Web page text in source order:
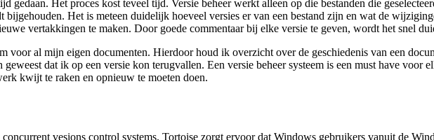
gedaan. Het proces kost teveel tijd. Versie beheer werkt alleen op die bestanden die
bijgehouden. Het is meteen duidelijk hoeveel versies er van een bestand zijn en wat de
vertakkingen te maken. Door goede commentaar bij elke versie te geven, wordt het snel
voor al mijn eigen documenten. Hierdoor houd ik overzicht over de geschiedenis van een
dat ik op een versie kon terugvallen. Een versie beheer systeem is een must have
kwijt te raken en opnieuw te moeten doen.
concurrent vesions control systems. Tortoise zorgt ervoor dat Windows gebruikers vanuit de